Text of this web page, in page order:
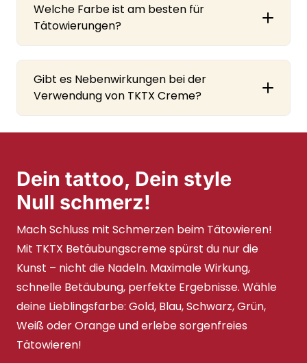
Welche Farbe ist am besten für
Tätowierungen?
Gibt es Nebenwirkungen bei der
Verwendung von TKTX Creme?
Dein tattoo, Dein style
Null schmerz!
Mach Schluss mit Schmerzen beim Tätowieren!
Mit TKTX Betäubungscreme spürst du nur die
Kunst – nicht die Nadeln. Maximale Wirkung,
schnelle Betäubung, perfekte Ergebnisse. Wähle
deine Lieblingsfarbe: Gold, Blau, Schwarz, Grün,
Weiß oder Orange und erlebe sorgenfreies
Tätowieren!